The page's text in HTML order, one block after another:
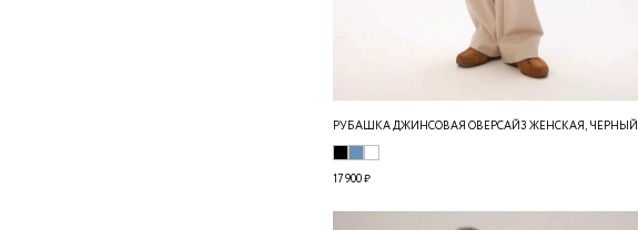
РУБАШКА ДЖИНСОВАЯ ОВЕРСАЙЗ ЖЕНСКАЯ, ЧЕРНЫЙ
17 900 ₽